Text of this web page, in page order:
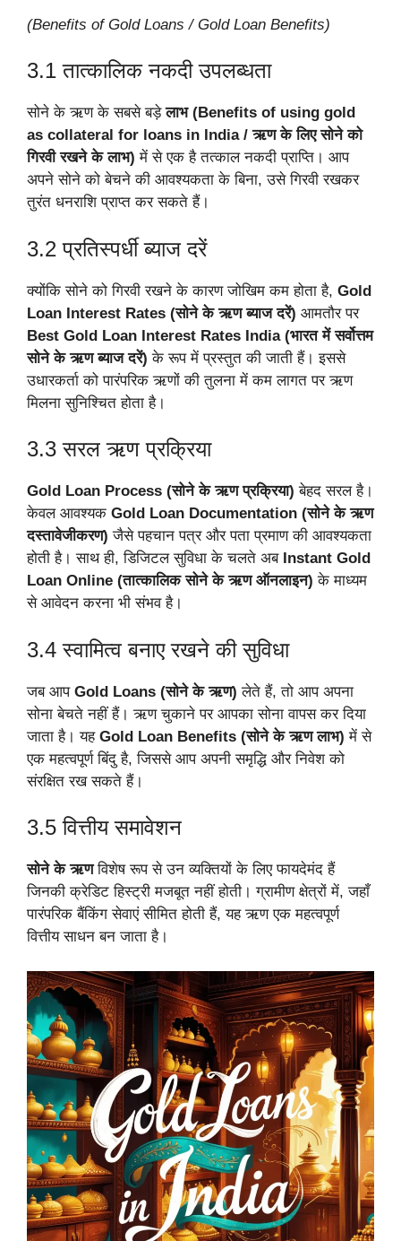
(Benefits of Gold Loans / Gold Loan Benefits)
3.1 तात्कालिक नकदी उपलब्धता
सोने के ऋण के सबसे बड़ेलाभ (Benefits of using gold
as collateral for loans in India / ऋण के लिए सोने को
गिरवी रखने के लाभ) में से एक है तत्काल नकदी प्राप्ति। आप
अपने सोने को बेचने की आवश्यकता के बिना, उसे गिरवी रखकर
तुरंत धनराशि प्राप्त कर सकते हैं।
3.2 प्रतिस्पर्धी ब्याज दरें
क्योंकि सोने को गिरवी रखने के कारण जोखिम कम होता है, Gold
Loan Interest Rates (सोने के ऋण ब्याज दरें) आमतौर पर
Best Gold Loan Interest Rates India (भारत में सर्वोत्तम
सोने के ऋण ब्याज दरें) के रूप में प्रस्तुत की जाती हैं। इससे
उधारकर्ता को पारंपरिक ऋणों की तुलना में कम लागत पर ऋण
मिलना सुनिश्चित होता है।
3.3 सरल ऋण प्रक्रिया
Gold Loan Process (सोने के ऋण प्रक्रिया) बेहद सरल है।
केवल आवश्यक Gold Loan Documentation (सोने के ऋण
दस्तावेजीकरण) जैसे पहचान पत्र और पता प्रमाण की आवश्यकता
होती है। साथ ही, डिजिटल सुविधा के चलते अब Instant Gold
Loan Online (तात्कालिक सोने के ऋण ऑनलाइन) के माध्यम
से आवेदन करना भी संभव है।
3.4 स्वामित्व बनाए रखने की सुविधा
जब आप Gold Loans (सोने के ऋण) लेते हैं, तो आप अपना
सोना बेचते नहीं हैं। ऋण चुकाने पर आपका सोना वापस कर दिया
जाता है। यह Gold Loan Benefits (सोने के ऋण लाभ) में से
एक महत्वपूर्ण बिंदु है, जिससे आप अपनी समृद्धि और निवेश को
संरक्षित रख सकते हैं।
3.5 वित्तीय समावेशन
सोने के ऋणविशेष रूप से उन व्यक्तियों के लिए फायदेमंद हैं
जिनकी क्रेडिट हिस्ट्री मजबूत नहीं होती। ग्रामीण क्षेत्रों में, जहाँ
पारंपरिक बैंकिंग सेवाएं सीमित होती हैं, यह ऋण एक महत्वपूर्ण
वित्तीय साधन बन जाता है।